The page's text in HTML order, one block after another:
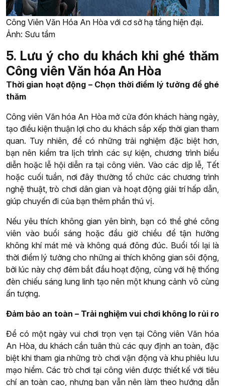
Công Viên Văn Hóa An Hòa với cơ sở hạ tầng hiện đại.
Ảnh: Sưu tầm
5. Lưu ý cho du khách khi ghé thăm
Công viên Văn hóa An Hòa
Thời gian hoạt động – Chọn thời điểm lý tưởng để ghé
thăm
Công viên Văn hóa An Hòa mở cửa đón khách hàng ngày,
tạo điều kiện thuận lợi cho du khách sắp xếp thời gian tham
quan. Tuy nhiên, để có những trải nghiệm đặc biệt hơn,
bạn nên kiểm tra lịch trình các sự kiện, chương trình biểu
diễn hoặc lễ hội diễn ra tại công viên. Vào các dịp lễ, Tết
hoặc cuối tuần, nơi đây thường tổ chức các chương trình
nghệ thuật, trò chơi dân gian và hoạt động giải trí hấp dẫn,
giúp chuyến đi của bạn thêm phần thú vị.
Nếu yêu thích không gian yên bình, bạn có thể ghé công
viên vào buổi sáng hoặc đầu giờ chiều để tận hưởng
không khí mát mẻ và không quá đông đúc. Buổi tối lại là
thời điểm lý tưởng cho những ai thích không gian sôi động,
bởi lúc này chợ đêm bắt đầu hoạt động, cùng với hệ thống
đèn chiếu sáng lung linh tạo nên một khung cảnh vô cùng
ấn tượng.
Đảm bảo an toàn – Trải nghiệm vui chơi không lo rủi ro
Để có một ngày vui chơi trọn vẹn tại Công viên Văn hóa
An Hòa, du khách cần tuân thủ các quy định an toàn, đặc
biệt khi tham gia những trò chơi vận động và khu phiêu lưu
mạo hiểm. Các trò chơi tại công viên được thiết kế với tiêu
chí an toàn cao, nhưng bạn vẫn nên làm theo hướng dẫn